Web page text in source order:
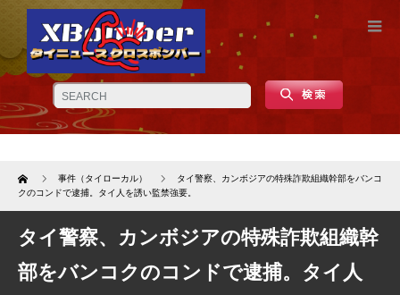
Home 事件（タイローカル）
タイ警察、カンボジアの特殊詐欺組織幹部をバンコ
クのコンドで逮捕。タイ人を誘い監禁強要。
タイ警察、カンボジアの特殊詐欺組織幹
部をバンコクのコンドで逮捕。タイ人